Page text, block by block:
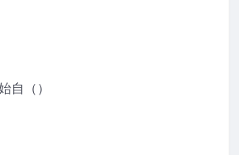
自（）